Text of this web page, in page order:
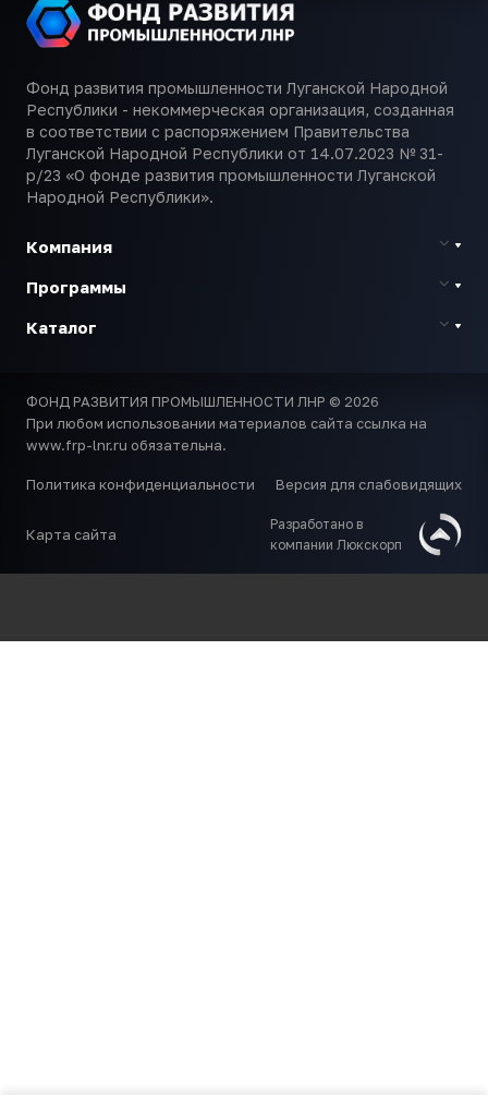
Фонд развития промышленности Луганской Народной
Республики - некоммерческая организация, созданная
в соответствии с распоряжением Правительства
Луганской Народной Республики от 14.07.2023 № 31-
р/23 «О фонде развития промышленности Луганской
Народной Республики».
Компания
Программы
Каталог
ФОНД РАЗВИТИЯ ПРОМЫШЛЕННОСТИ ЛНР © 2026
При любом использовании материалов сайта ссылка на
www.frp-lnr.ru обязательна.
Политика конфиденциальности Версия для слабовидящих
Карта сайта
Разработано в
компании Люкскорп